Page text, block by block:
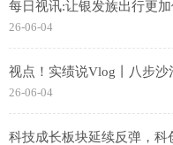
每日视讯:让银发族出行更加
26-06-04
视点！实绩说Vlog丨八步沙
26-06-04
科技成长板块延续反弹，科